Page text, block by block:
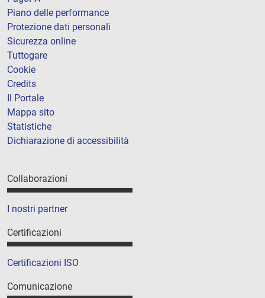
Piano delle performance
Protezione dati personali
Sicurezza online
Tuttogare
Cookie
Credits
Il Portale
Mappa sito
Statistiche
Dichiarazione di accessibilità
Collaborazioni
I nostri partner
Certificazioni
Certificazioni ISO
Comunicazione